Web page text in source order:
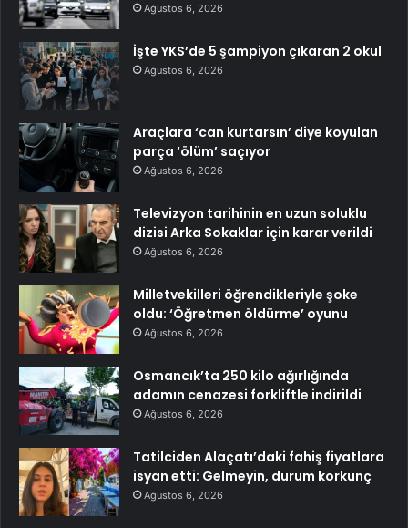
Ağustos 6, 2026
İşte YKS’de 5 şampiyon çıkaran 2 okul
Ağustos 6, 2026
Araçlara ‘can kurtarsın’ diye koyulan
parça ‘ölüm’ saçıyor
Ağustos 6, 2026
Televizyon tarihinin en uzun soluklu
dizisi Arka Sokaklar için karar verildi
Ağustos 6, 2026
Milletvekilleri öğrendikleriyle şoke
oldu: ‘Öğretmen öldürme’ oyunu
Ağustos 6, 2026
Osmancık’ta 250 kilo ağırlığında
adamın cenazesi forkliftle indirildi
Ağustos 6, 2026
Tatilciden Alaçatı’daki fahiş fiyatlara
isyan etti: Gelmeyin, durum korkunç
Ağustos 6, 2026